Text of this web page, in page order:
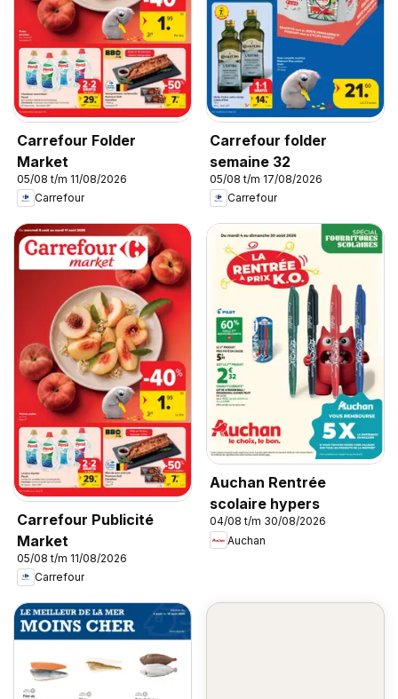
Carrefour Folder
Market
05/08 t/m 11/08/2026
Carrefour
Carrefour folder
semaine 32
05/08 t/m 17/08/2026
Carrefour
Carrefour Publicité
Market
05/08 t/m 11/08/2026
Carrefour
Auchan Rentrée
scolaire hypers
04/08 t/m 30/08/2026
Auchan